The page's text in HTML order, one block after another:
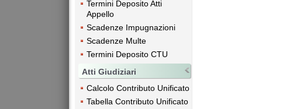
Termini Deposito Atti
Appello
Scadenze Impugnazioni
Scadenze Multe
Termini Deposito CTU
Atti Giudiziari
Calcolo Contributo Unificato
Tabella Contributo Unificato